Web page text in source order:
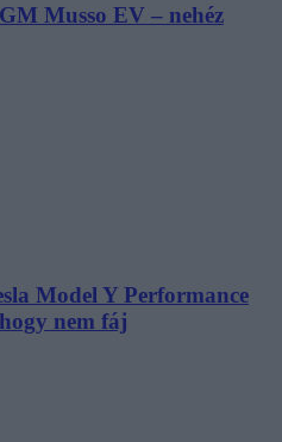
Musso EV – nehéz
Model Y Performance
nem fáj